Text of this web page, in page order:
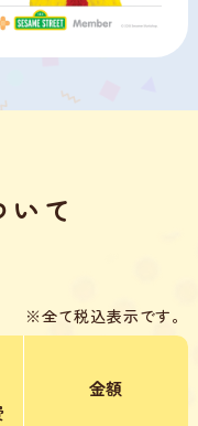
て
※全て税込表示です。
金額